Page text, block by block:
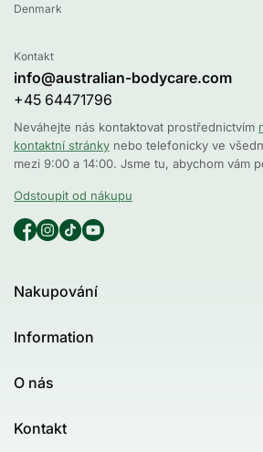
Denmark
Nakupování
Produktový rádce - Test
Information
O nás
Kontakt
Kontakt
info@australian-bodycare.com
+45 64471796
Neváhejte nás kontaktovat prostřednictvím
kontaktní stránky nebo telefonicky ve
mezi 9:00 a 14:00. Jsme tu, abychom vám
Odstoupit od nákupu